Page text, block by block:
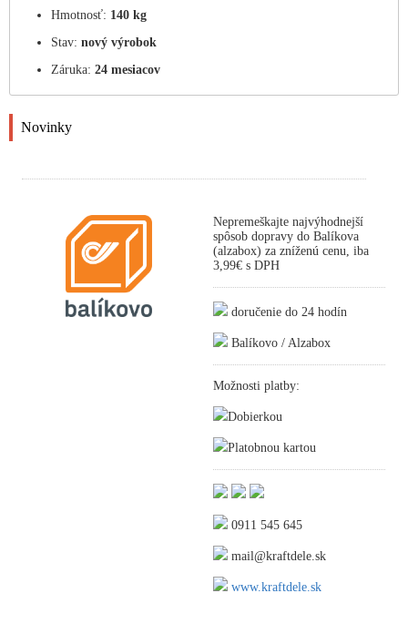
Hmotnosť: 140 kg
Stav: nový výrobok
Záruka: 24 mesiacov
Novinky
Nepremeškajte najvýhodnejší
spôsob dopravy do Balíkova
(alzabox) za zníženú cenu, iba
3,99€ s DPH
doručenie do 24 hodín
Balíkovo / Alzabox
Možnosti platby:
Dobierkou
Platobnou kartou
0911 545 645
mail@kraftdele.sk
www.kraftdele.sk